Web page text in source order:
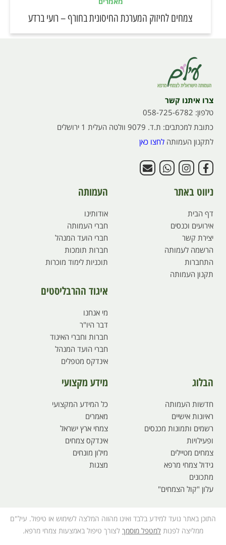
צמחים לחיזוק המערכת החיסונית בחורף – רועי ברדע
צרו איתנו קשר
טלפון: 058-725-6782
כתובת למכתבים: ת.ד. 9079 וולטה העלית 1 ירושלים
לתקנון העמותה לחצו כאן
ניווט באתר
דף הבית
אירועים וכנסים
יצירת קשר
הרשמה לעמותה
התחברות
תקנון העמותה
העמותה
אודותינו
חברי העמותה
חברי הועד המנהל
חברות תומכות
תוכניות לימוד מוכרות
איגוד ההרבליסטים
מי אנחנו
דבר היו"ר
חברות וחברי האיגוד
חברי הועד המנהל
אינדקס מטפלים
הבלוג
חדשות העמותה
ראיונות אישיים
רשמים ותמונות מכנסים
ופעילויות
צמחים מטיילים
גידול צמחי מרפא
מתכונים
עלון "קול הצמחים"
מידע מקצועי
כל המידע המקצועי
מאמרים
צמחי ארץ ישראל
אינדקס צמחים
מילון מונחים
מצגות
התוכן באתר נועד למידע בלבד ואינו מהווה המלצה לשימוש או טיפול. עיל"ם
ממליצה לפנות למטפל מוסמך לצורך טיפול באמצעות צמחי מרפא.